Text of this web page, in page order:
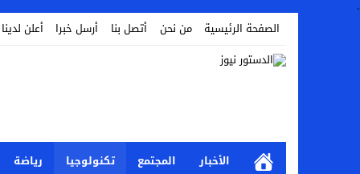
.
الصفحة الرئيسية
من نحن أتصل بنا أرسل خبرا أعلن لدينا
الأخبار المجتمع تكنولوجيا رياضة